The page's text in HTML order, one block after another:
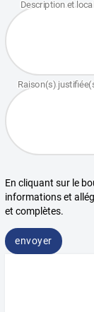
En cliquant sur le
informations et
et complètes.
envoyer